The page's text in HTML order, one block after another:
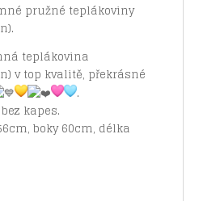
pružné teplákoviny
teplákovina
v top kvalitě, překrásné
.
kapes.
boky 60cm, délka